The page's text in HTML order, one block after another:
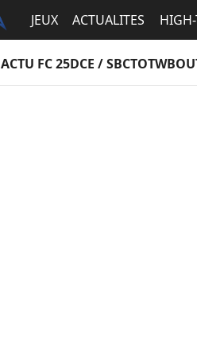
JEUX ACTUALITES
ACTU FC 25DCE / SBCTOTW